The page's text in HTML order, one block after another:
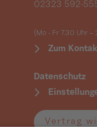
02323 592-
(Mo - Fr 7.30 Uhr
Zum
Datenschutz
Vertrag